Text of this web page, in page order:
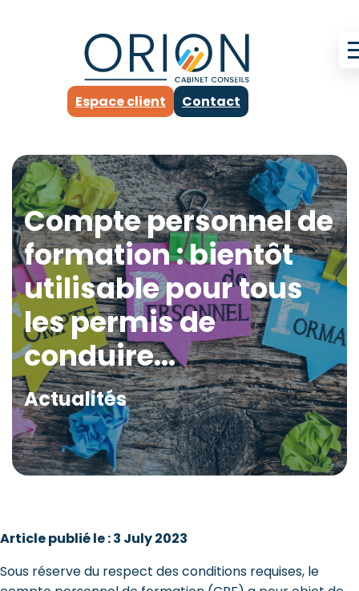
Espace client Contact
Compte personnel de
formation : bientôt
utilisable pour tous
les permis de
conduire…
Actualités
Article publié le : 3 July 2023
Sous réserve du respect des conditions requises, le